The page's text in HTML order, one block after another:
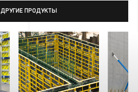
ДРУГИЕ ПРОДУКТЫ